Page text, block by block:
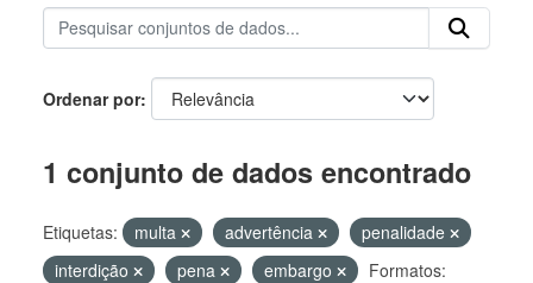
Ordenar por
1 conjunto de dados encontrado
Etiquetas: multa advertência
penalidade
interdição
pena embargo
Formatos: